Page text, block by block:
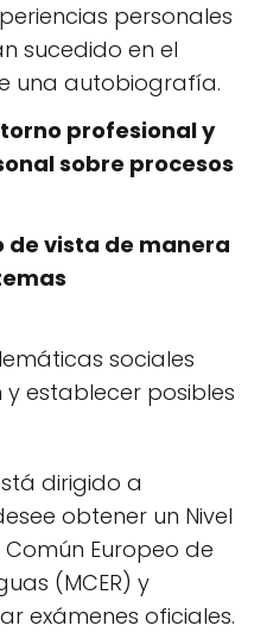
personales
sucedido en el
una autobiografía.
profesional y
sobre procesos
de vista de manera
sociales
establecer posibles
dirigido a
obtener un Nivel
Europeo de
(MCER) y
exámenes oficiales.